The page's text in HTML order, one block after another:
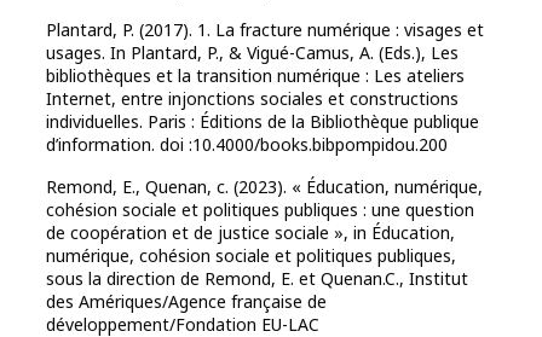
Plantard, P. (2017). 1. La fracture numérique : visages et
usages. In Plantard, P., & Vigué-Camus, A. (Eds.), Les
bibliothèques et la transition numérique : Les ateliers
Internet, entre injonctions sociales et constructions
individuelles. Paris : Éditions de la Bibliothèque publique
d’information. doi :10.4000/books.bibpompidou.200
Remond, E., Quenan, c. (2023). « Éducation, numérique,
cohésion sociale et politiques publiques : une question
de coopération et de justice sociale », in Éducation,
numérique, cohésion sociale et politiques publiques,
sous la direction de Remond, E. et Quenan.C., Institut
des Amériques/Agence française de
développement/Fondation EU-LAC